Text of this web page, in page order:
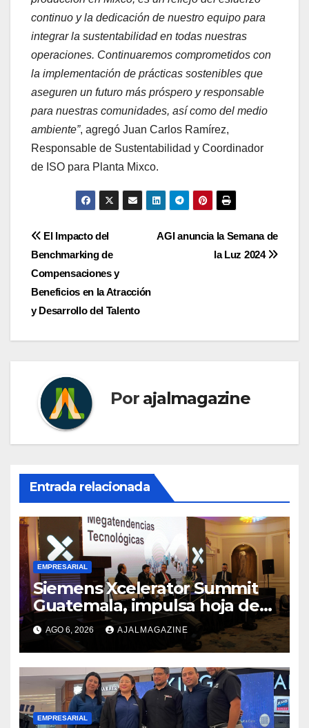
continuo y la dedicación de nuestro equipo para
integrar la sustentabilidad en todas nuestras
operaciones. Continuaremos comprometidos con
la implementación de prácticas sostenibles que
aseguren un futuro más próspero y responsable
para nuestras comunidades, así como del medio
ambiente”, agregó Juan Carlos Ramírez,
Responsable de Sustentabilidad y Coordinador
de ISO para Planta Mixco.
Navegación
de
entradas
AGI anuncia la Semana de
la Luz 2024
El Impacto del
Benchmarking de
Compensaciones y
Beneficios en la Atracción
y Desarrollo del Talento
Por ajalmagazine
Entrada relacionada
EMPRESARIAL
Siemens Xcelerator Summit
Guatemala, impulsa hoja de
ruta para acelerar la
competitividad del país
AGO 6, 2026 AJALMAGAZINE
EMPRESARIAL